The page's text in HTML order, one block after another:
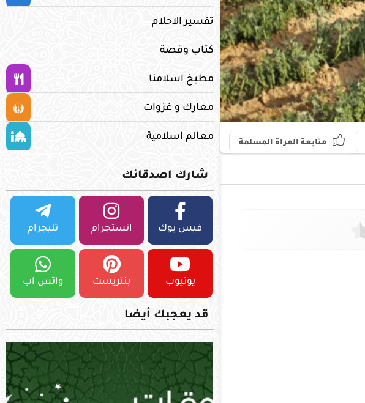
متابعة المراة المسلمة
تفسير الاحلام
كتاب وقصة
مطبخ اسلامنا
معارك و غزوات
معالم اسلامية
شارك اصدقائك
فيس بوك انستجرام تليجرام
يوتيوب بنتريست واتس اب
قد يعجبك أيضا